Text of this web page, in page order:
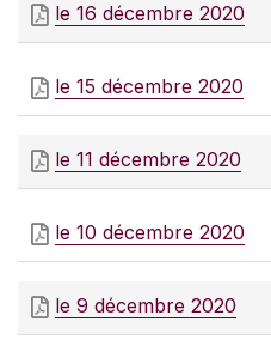
le 16 décembre 2020
le 15 décembre 2020
le 11 décembre 2020
le 10 décembre 2020
le 9 décembre 2020